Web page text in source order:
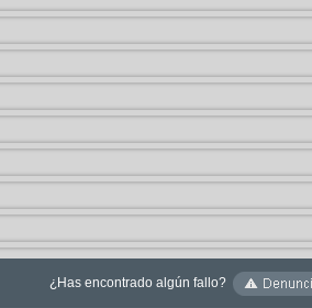
¿Has encontrado algún fallo?